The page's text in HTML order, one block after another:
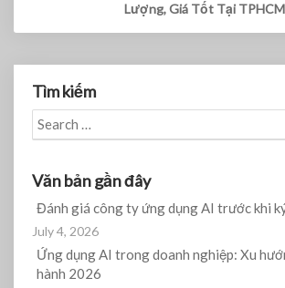
Lượng, Giá Tốt Tại TPHCM
Tìm kiếm
Search
for:
Văn bản gần đây
Đánh giá công ty ứng dụng AI trước khi
July 4, 2026
Ứng dụng AI trong doanh nghiệp: Xu
hành 2026